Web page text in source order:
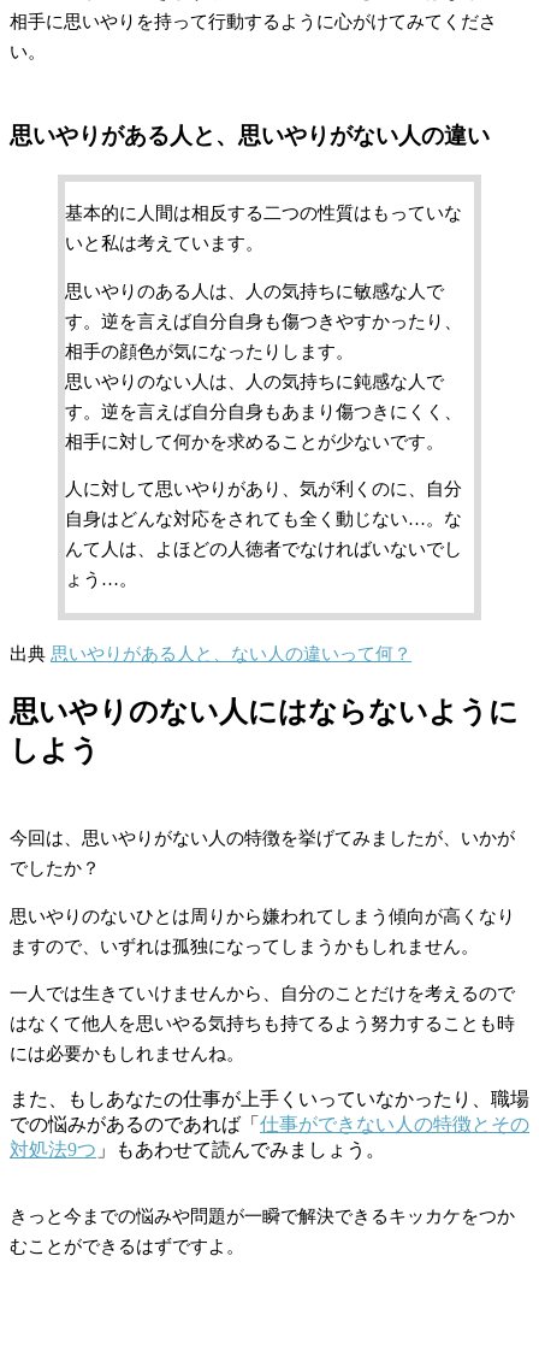
相手に思いやりを持って行動するように心がけてみてくださ
い。
思いやりがある人と、思いやりがない人の違い
基本的に人間は相反する二つの性質はもっていな
いと私は考えています。
思いやりのある人は、人の気持ちに敏感な人で
す。逆を言えば自分自身も傷つきやすかったり、
相手の顔色が気になったりします。
思いやりのない人は、人の気持ちに鈍感な人で
す。逆を言えば自分自身もあまり傷つきにくく、
相手に対して何かを求めることが少ないです。
人に対して思いやりがあり、気が利くのに、自分
自身はどんな対応をされても全く動じない…。な
んて人は、よほどの人徳者でなければいないでし
ょう…。
出典 思いやりがある人と、ない人の違いって何？
思いやりのない人にはならないように
しよう
今回は、思いやりがない人の特徴を挙げてみましたが、いかが
でしたか？
思いやりのないひとは周りから嫌われてしまう傾向が高くなり
ますので、いずれは孤独になってしまうかもしれません。
一人では生きていけませんから、自分のことだけを考えるので
はなくて他人を思いやる気持ちも持てるよう努力することも時
には必要かもしれませんね。
また、もしあなたの仕事が上手くいっていなかったり、職場
での悩みがあるのであれば「 仕事ができない人の特徴とその
対処法9つ 」もあわせて読んでみましょう。
きっと今までの悩みや問題が一瞬で解決できるキッカケをつか
むことができるはずですよ。